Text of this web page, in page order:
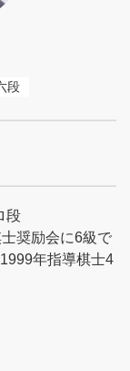
段
段
会に6級で
年指導棋士4